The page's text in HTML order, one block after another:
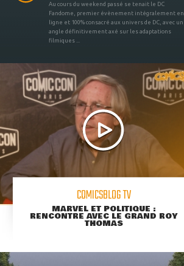
Au cours du weekend passé se tenait le DC
Fandome, premier évènement intégralement en
ligne et 100% consacré aux univers de DC, avec un
angle définitivement axé sur les adaptations
filmiques ...
COMICSBLOG TV
MARVEL ET POLITIQUE :
RENCONTRE AVEC LE GRAND ROY
THOMAS